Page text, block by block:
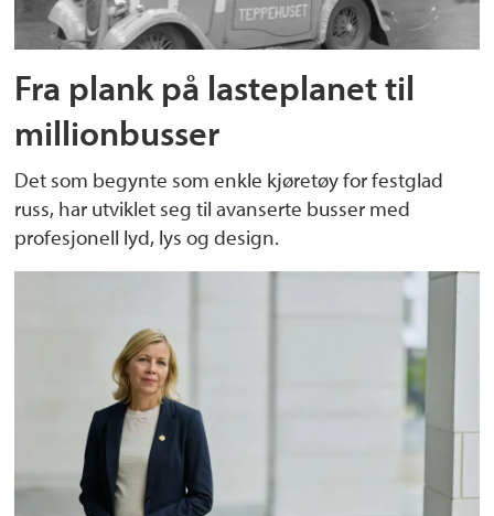
Fra plank på lasteplanet til
millionbusser
Det som begynte som enkle kjøretøy for festglad
russ, har utviklet seg til avanserte busser med
profesjonell lyd, lys og design.